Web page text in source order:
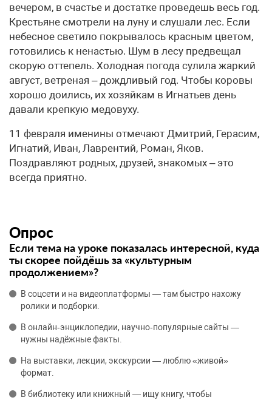
вечером, в счастье и достатке проведешь весь год.
Крестьяне смотрели на луну и слушали лес. Если
небесное светило покрывалось красным цветом,
готовились к ненастью. Шум в лесу предвещал
скорую оттепель. Холодная погода сулила жаркий
август, ветреная – дождливый год. Чтобы коровы
хорошо доились, их хозяйкам в Игнатьев день
давали крепкую медовуху.
11 февраля именины отмечают Дмитрий, Герасим,
Игнатий, Иван, Лаврентий, Роман, Яков.
Поздравляют родных, друзей, знакомых – это
всегда приятно.
Опрос
Если тема на уроке показалась интересной, куда
ты скорее пойдёшь за «культурным
продолжением»?
В соцсети и на видеоплатформы — там быстро нахожу
ролики и подборки.
В онлайн‑энциклопедии, научно‑популярные сайты —
нужны надёжные факты.
На выставки, лекции, экскурсии — люблю «живой»
формат.
В библиотеку или книжный — ищу книгу, чтобы